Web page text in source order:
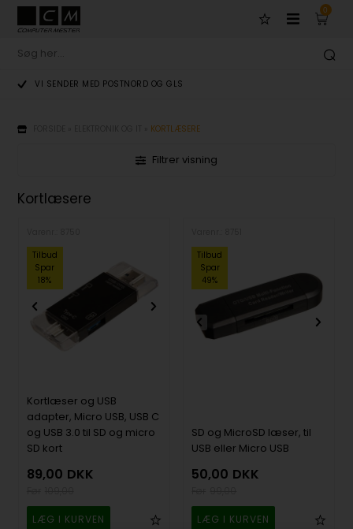
0
VI SENDER MED POSTNORD OG GLS
KORTLÆSERE
Filtrer visning
Kortlæsere
Tilbud
Spar
18%
18%
Kortlæser og USB
adapter, Micro USB, USB C
og USB 3.0 til SD og micro
SD kort
89,00 DKK
Tilbud
Spar
49%
SD og MicroSD læser, til
USB eller Micro USB
50,00 DKK